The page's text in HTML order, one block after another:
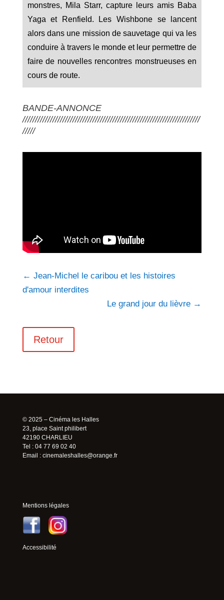
monstres, Mila Starr, capture leurs amis Baba
Yaga et Renfield. Les Wishbone se lancent
alors dans une mission de sauvetage qui va les
conduire à travers le monde et leur permettre de
faire de nouvelles rencontres monstrueuses en
cours de route.
BANDE-ANNONCE
///////////////////////////////////////////////////////////////////////
/////
← Jean-Michel le caribou et les histoires
d'amour interdites
Le grand jour du lièvre →
Retour
© 2025 – Cinéma les Halles
23, place Saint philibert
42190 CHARLIEU
Tel : 04 77 69 02 40
Email : cinemaleshalles@orange.fr
Mentions légales
Accessibilité